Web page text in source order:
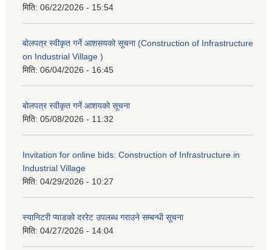
मिति: 06/22/2026 - 15:54
बोलपत्र स्वीकृत गर्ने आशसयको सूचना (Construction of Infrastructure
on Industrial Village )
मिति: 06/04/2026 - 16:45
बोलपत्र स्वीकृत गर्ने आशयको सूचना
मिति: 05/08/2026 - 11:32
Invitation for online bids: Construction of Infrastructure in
Industrial Village
मिति: 04/29/2026 - 10:27
स्यानिटरी प्याडको दररेट उपलब्ध गराउने सम्बन्धी सूचना
मिति: 04/27/2026 - 14:04